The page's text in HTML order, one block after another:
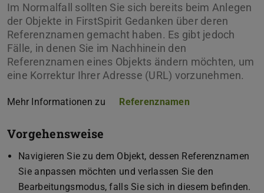
Im Normalfall sollten Sie sich bereits beim Anlegen
der Objekte in FirstSpirit Gedanken über deren
Referenznamen gemacht haben. Es gibt jedoch
Fälle, in denen Sie im Nachhinein den
Referenznamen eines Objekts ändern möchten, um
eine Korrektur Ihrer Adresse (URL) vorzunehmen.
Mehr Informationen zu Referenznamen
Vorgehensweise
Navigieren Sie zu dem Objekt, dessen Referenznamen
Sie anpassen möchten und verlassen Sie den
Bearbeitungsmodus, falls Sie sich in diesem befinden.